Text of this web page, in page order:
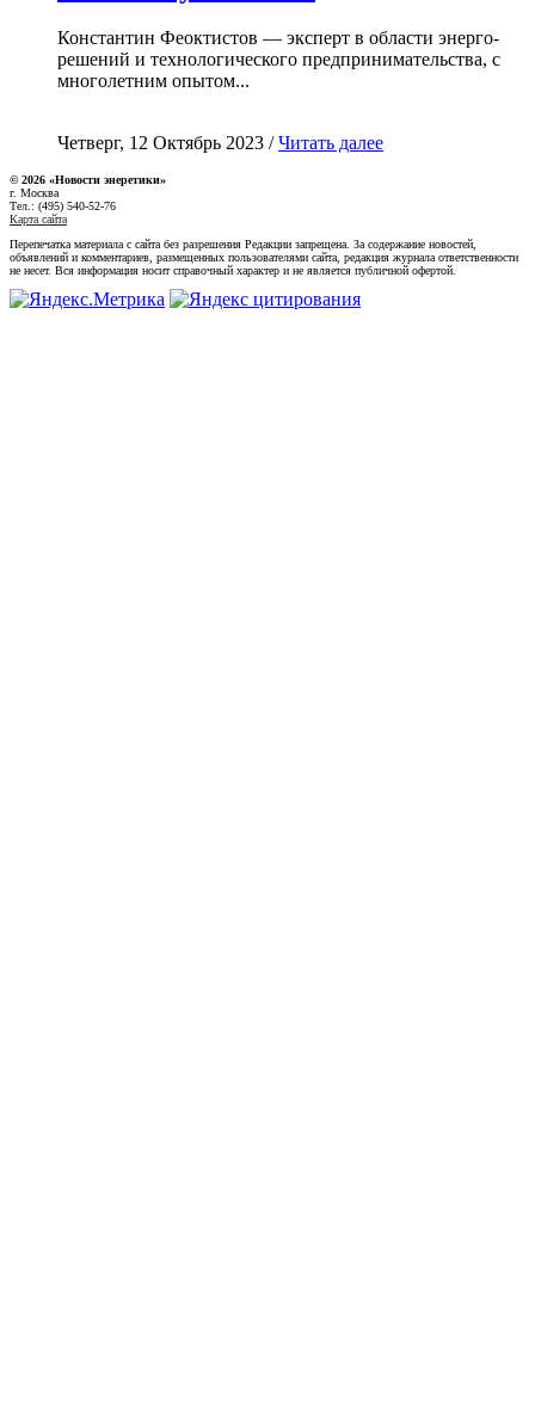
Константин Феоктистов — эксперт в области энерго-
решений и технологического предпринимательства, с
многолетним опытом...
Четверг, 12 Октябрь 2023 /Читать далее
© 2026 «Новости энеретики»
г. Москва
Тел.: (495) 540-52-76
Карта сайта
Перепечатка материала с сайта без разрешения Редакции запрещена. За содержание новостей,
объявлений и комментариев, размещенных пользователями сайта, редакция журнала ответственности
не несет. Вся информация носит справочный характер и не является публичной офертой.